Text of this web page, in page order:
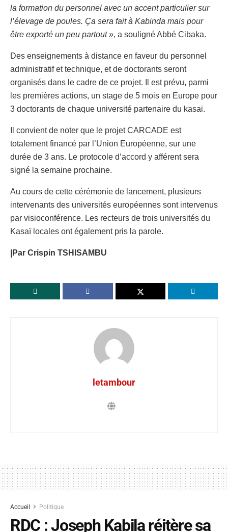
la formation du personnel avec un accent particulier sur
l’élevage de poules. Ça sera fait à Kabinda mais pour
être exporté un peu partout », a souligné Abbé Cibaka.
Des enseignements à distance en faveur du personnel
administratif et technique, et de doctorants seront
organisés dans le cadre de ce projet. Il est prévu, parmi
les premières actions, un stage de 5 mois en Europe pour
3 doctorants de chaque université partenaire du kasai.
Il convient de noter que le projet CARCADE est
totalement financé par l’Union Européenne, sur une
durée de 3 ans. Le protocole d’accord y afférent sera
signé la semaine prochaine.
Au cours de cette cérémonie de lancement, plusieurs
intervenants des universités européennes sont intervenus
par visioconférence. Les recteurs de trois universités du
Kasaï locales ont également pris la parole.
|Par Crispin TSHISAMBU
letambour
Accueil Politique
RDC : Joseph Kabila réitère sa